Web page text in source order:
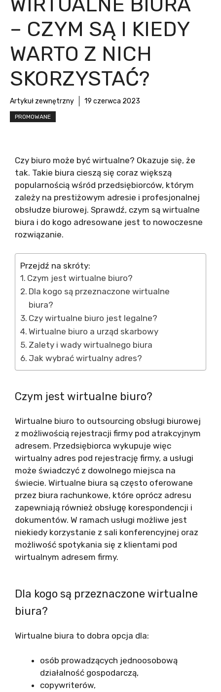
– CZYM SĄ I KIEDY
WARTO Z NICH
SKORZYSTAĆ?
Artykuł zewnętrzny 19 czerwca 2023
PROMOWANE
Czy biuro może być wirtualne? Okazuje się, że
tak. Takie biura cieszą się coraz większą
popularnością wśród przedsiębiorców, którym
zależy na prestiżowym adresie i profesjonalnej
obsłudze biurowej. Sprawdź, czym są wirtualne
biura i do kogo adresowane jest to nowoczesne
rozwiązanie.
Przejdź na skróty:
Czym jest wirtualne biuro?
Dla kogo są przeznaczone wirtualne
biura?
Czy wirtualne biuro jest legalne?
Wirtualne biuro a urząd skarbowy
Zalety i wady wirtualnego biura
Jak wybrać wirtualny adres?
Czym jest wirtualne biuro?
Wirtualne biuro to outsourcing obsługi biurowej
z możliwością rejestracji firmy pod atrakcyjnym
adresem. Przedsiębiorca wykupuje więc
wirtualny adres pod rejestrację firmy, a usługi
może świadczyć z dowolnego miejsca na
świecie. Wirtualne biura są często oferowane
przez biura rachunkowe, które oprócz adresu
zapewniają również obsługę korespondencji i
dokumentów. W ramach usługi możliwe jest
niekiedy korzystanie z sali konferencyjnej oraz
możliwość spotykania się z klientami pod
wirtualnym adresem firmy.
Dla kogo są przeznaczone wirtualne
biura?
Wirtualne biura to dobra opcja dla:
osób prowadzących jednoosobową
działalność gospodarczą,
copywriterów,